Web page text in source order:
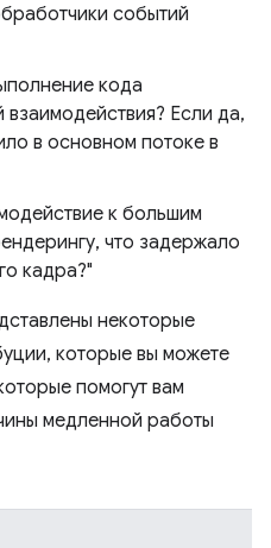
событий
кода
Если да,
в основном потоке в
к большим
что задержало
кадра?"
некоторые
которые вы можете
помогут вам
медленной работы